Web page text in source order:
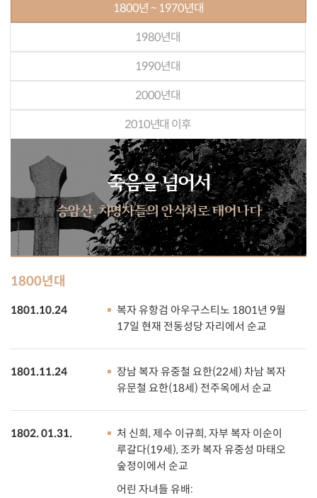
1800년 ~ 1970년대
1980년대
1990년대
2000년대
2010년대 이후
죽음을 넘어서
승암산, 치명자들의 안식처로 태어나다
1800년대
1801.10.24
복자 유항검 아우구스티노 1801년 9월
17일 현재 전동성당 자리에서 순교
1801.11.24
장남 복자 유중철 요한(22세) 차남 복자
유문철 요한(18세) 전주옥에서 순교
1802. 01.31.
처 신희, 제수 이규희, 자부 복자 이순이
루갈다(19세), 조카 복자 유중성 마태오
숲정이에서 순교
어린 자녀들 유배: